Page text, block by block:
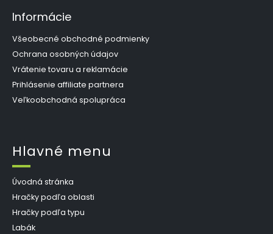
Informácie
Všeobecné obchodné podmienky
Ochrana osobných údajov
Vrátenie tovaru a reklamácie
Prihlásenie affiliate partnera
Veľkoobchodná spolupráca
Hlavné menu
Úvodná stránka
Hračky podľa oblasti
Hračky podľa typu
Labák